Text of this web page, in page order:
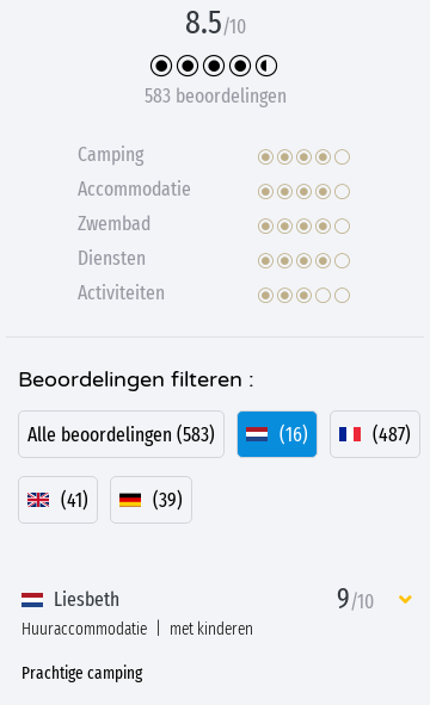
8.5/10
583 beoordelingen
Camping
Accommodatie
Zwembad
Diensten
Activiteiten
Beoordelingen filteren :
Alle beoordelingen (583) (16) (487)
(41) (39)
Liesbeth 9/10
Huuraccommodatie met kinderen
Prachtige camping